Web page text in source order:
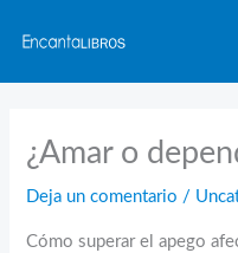
contenido
¿Amar o
Deja un comentario /
Cómo superar el apego